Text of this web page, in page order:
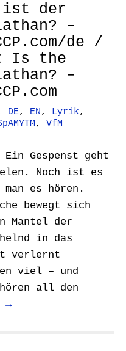
ist der
–
de /
Is the
–
DE, EN, Lyrik,
, VfM
Gespenst geht
Noch ist es
es hören.
bewegt sich
Mantel der
in das
verlernt
viel – und
all den
→